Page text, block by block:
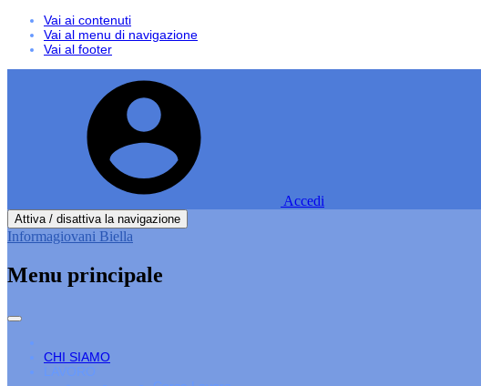
Vai ai contenuti
Vai al menu di navigazione
Vai al footer
Accedi
Attiva / disattiva la navigazione
Informagiovani Biella
Menu principale
CHI SIAMO
LAVORO